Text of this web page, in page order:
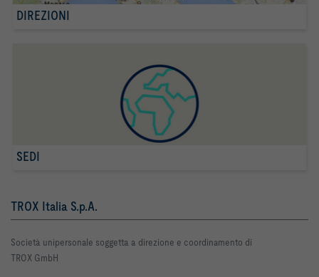
DIREZIONI
SEDI
TROX Italia S.p.A.
Società unipersonale soggetta a direzione e coordinamento di
TROX GmbH